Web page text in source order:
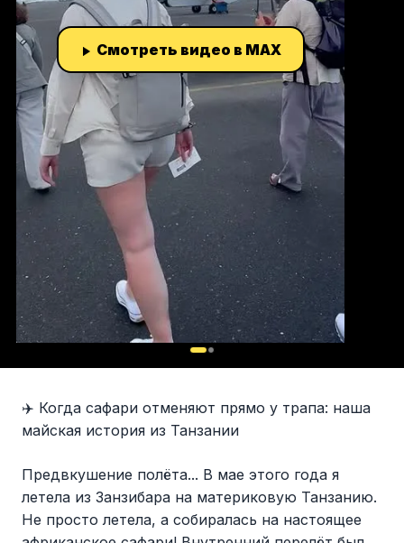
Смотреть видео в MAX
✈️ Когда сафари отменяют прямо у трапа: наша
майская история из Танзании
Предвкушение полёта... В мае этого года я
летела из Занзибара на материковую Танзанию.
Не просто летела, а собиралась на настоящее